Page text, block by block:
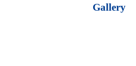
Gallery